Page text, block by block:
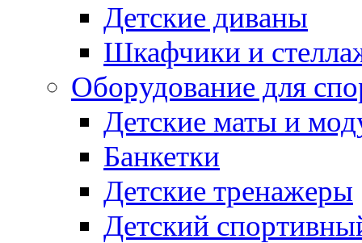
Детские диваны
Шкафчики и
Оборудование для
Детские маты и
Банкетки
Детские тренажеры
Детский